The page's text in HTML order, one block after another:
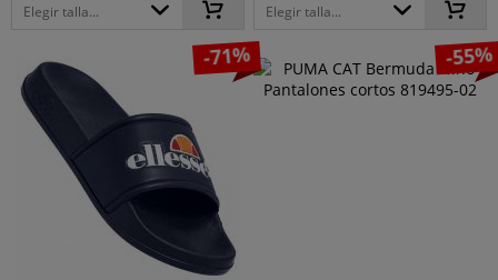
Elegir talla... Elegir talla...
-71% -55%